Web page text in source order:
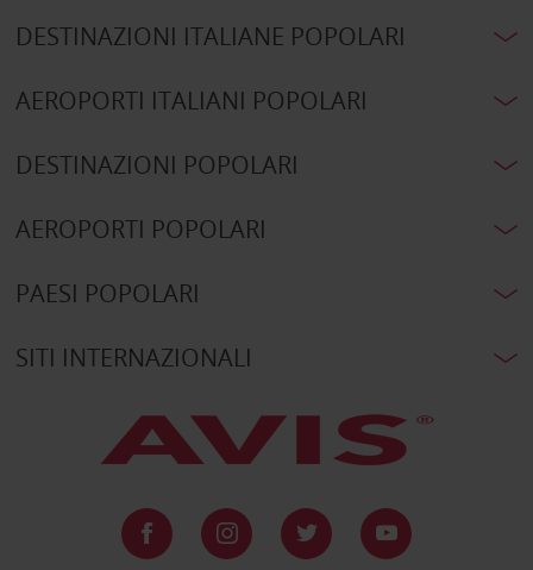
DESTINAZIONI ITALIANE POPOLARI
AEROPORTI ITALIANI POPOLARI
DESTINAZIONI POPOLARI
AEROPORTI POPOLARI
PAESI POPOLARI
SITI INTERNAZIONALI